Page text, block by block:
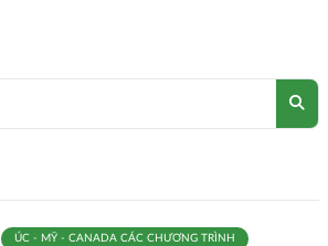
ÚC - MỸ - CANADA CÁC CHƯƠNG TRÌNH